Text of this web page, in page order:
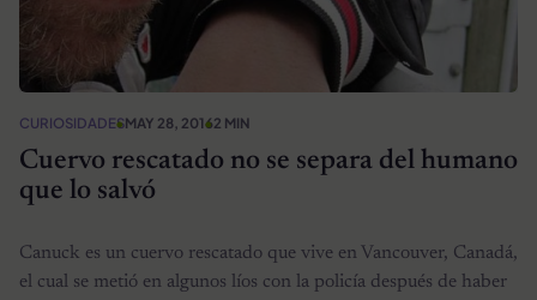
CURIOSIDADESMAY 28, 20162 MIN
Cuervo rescatado no se separa del humano
que lo salvó
Canuck es un cuervo rescatado que vive en Vancouver, Canadá,
el cual se metió en algunos líos con la policía después de haber